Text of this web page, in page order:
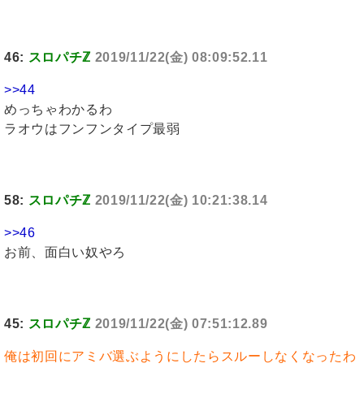
46: スロパチℤ 2019/11/22(金) 08:09:52.11
>>44
めっちゃわかるわ
ラオウはフンフンタイプ最弱
58: スロパチℤ 2019/11/22(金) 10:21:38.14
>>46
お前、面白い奴やろ
45: スロパチℤ 2019/11/22(金) 07:51:12.89
俺は初回にアミバ選ぶようにしたらスルーしなくなったわ